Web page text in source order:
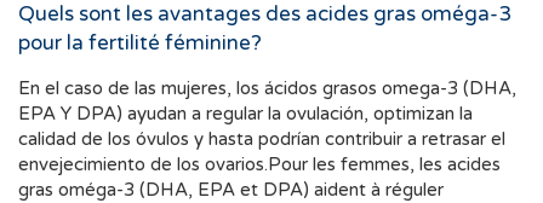
Quels sont les avantages des acides gras oméga-3
pour la fertilité féminine?
En el caso de las mujeres, los ácidos grasos omega-3 (DHA,
EPA Y DPA) ayudan a regular la ovulación, optimizan la
calidad de los óvulos y hasta podrían contribuir a retrasar el
envejecimiento de los ovarios.Pour les femmes, les acides
gras oméga-3 (DHA, EPA et DPA) aident à réguler